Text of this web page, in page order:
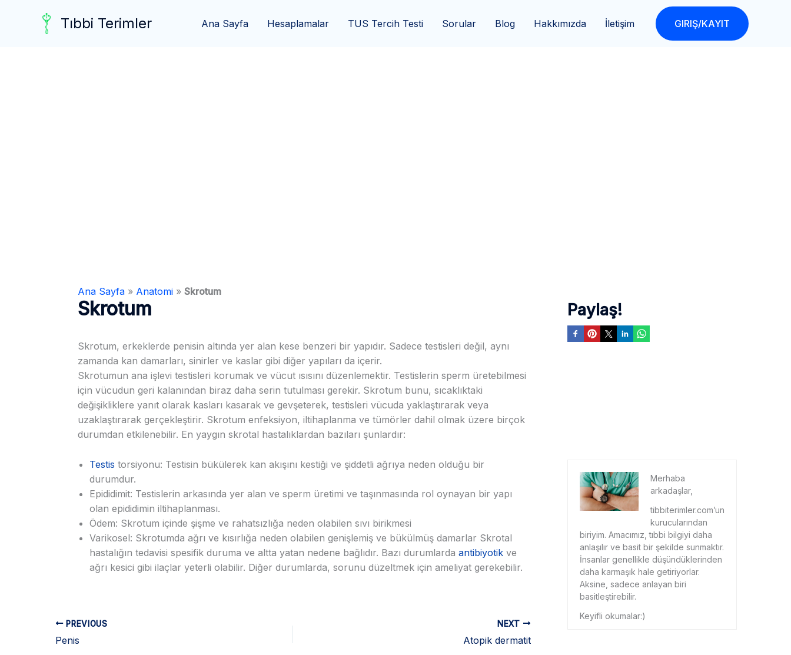
Tıbbi Terimler Ana Sayfa Hesaplamalar TUS Tercih Testi Sorular Blog Hakkımızda İletişim GIRIŞ/KAYIT
Ana Sayfa » Anatomi » Skrotum
Skrotum
Skrotum, erkeklerde penisin altında yer alan kese benzeri bir yapıdır. Sadece testisleri değil, aynı
zamanda kan damarları, sinirler ve kaslar gibi diğer yapıları da içerir.
Skrotumun ana işlevi testisleri korumak ve vücut ısısını düzenlemektir. Testislerin sperm üretebilmesi
için vücudun geri kalanından biraz daha serin tutulması gerekir. Skrotum bunu, sıcaklıktaki
değişikliklere yanıt olarak kasları kasarak ve gevşeterek, testisleri vücuda yaklaştırarak veya
uzaklaştırarak gerçekleştirir. Skrotum enfeksiyon, iltihaplanma ve tümörler dahil olmak üzere birçok
durumdan etkilenebilir. En yaygın skrotal hastalıklardan bazıları şunlardır:
Testis torsiyonu: Testisin bükülerek kan akışını kestiği ve şiddetli ağrıya neden olduğu bir
durumdur.
Epididimit: Testislerin arkasında yer alan ve sperm üretimi ve taşınmasında rol oynayan bir yapı
olan epididimin iltihaplanması.
Ödem: Skrotum içinde şişme ve rahatsızlığa neden olabilen sıvı birikmesi
Varikosel: Skrotumda ağrı ve kısırlığa neden olabilen genişlemiş ve bükülmüş damarlar Skrotal
hastalığın tedavisi spesifik duruma ve altta yatan nedene bağlıdır. Bazı durumlarda antibiyotik ve
ağrı kesici gibi ilaçlar yeterli olabilir. Diğer durumlarda, sorunu düzeltmek için ameliyat gerekebilir.
PREVIOUS
Penis
NEXT
Atopik dermatit
Paylaş!
Merhaba
arkadaşlar,
tibbiterimler.com’un
kurucularından
biriyim. Amacımız, tıbbi bilgiyi daha
anlaşılır ve basit bir şekilde sunmaktır.
İnsanlar genellikle düşündüklerinden
daha karmaşık hale getiriyorlar.
Aksine, sadece anlayan biri
basitleştirebilir.
Keyifli okumalar:)